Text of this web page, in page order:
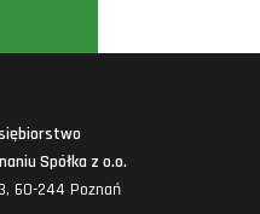
Spółka z o.o.
60-244 Poznań